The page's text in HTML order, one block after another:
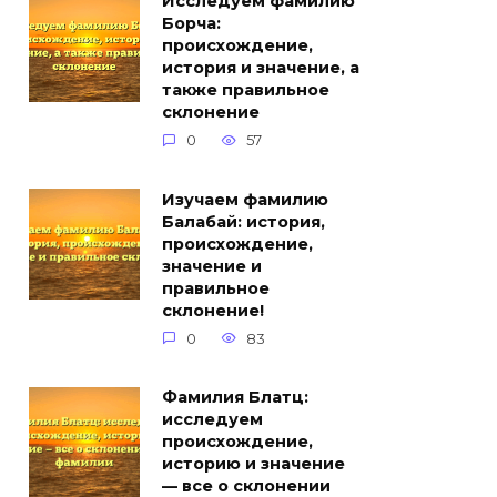
Борча:
происхождение,
история и значение, а
также правильное
склонение
0 57
Изучаем фамилию
Балабай: история,
происхождение,
значение и
правильное
склонение!
0 83
Фамилия Блатц:
исследуем
происхождение,
историю и значение
— все о склонении